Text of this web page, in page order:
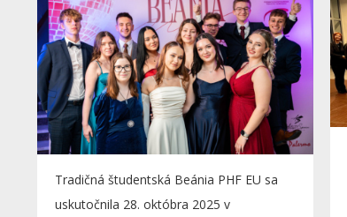
Tradičná študentská Beánia PHF EU sa
uskutočnila 28. októbra 2025 v